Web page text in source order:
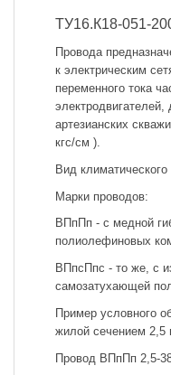
ТУ16.К18-051-
Провода
к электрическим
переменного тока
артезианских
кгс/см ).
Вид
Марки проводов:
ВПпПп - с медной
полиолефиновых
ВПпсПпс - то же, с
самозатухающей
Пример условного
жилой сечением 2,5
Провод ВПпПп 2,5-